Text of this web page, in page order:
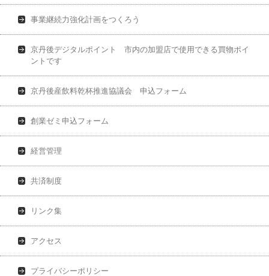
事業継続力強化計画をつくろう
京丹後デジタルポイント 市内の加盟店で使用できる買物ポイ
ントです
京丹後産飲料乾杯推進協議会 申込フォーム
創業ゼミ申込フォーム
経営管理
共済制度
リンク集
アクセス
プライバシーポリシー